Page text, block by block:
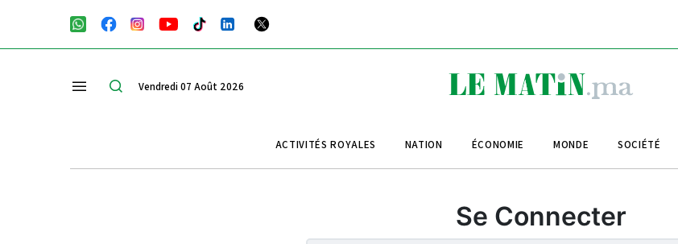
Vendredi 07 Août 2026
ACTIVITÉS ROYALES NATION ÉCONOMIE MONDE SOCIÉTÉ
Se Connecter